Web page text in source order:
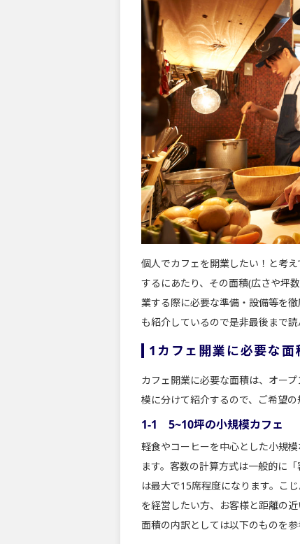
個人でカフェを開業したい！と考
するにあたり、その面積(広さや坪
業する際に必要な準備・設備等を
も紹介しているので是非最後まで読
1カフェ開業に必要な面
カフェ開業に必要な面積は、オー
模に分けて紹介するので、ご希望の
1-1 5~10坪の小規模カフェ
軽食やコーヒーを中心とした小規
ます。客数の計算方式は一般的に
は最大で15席程度になります。こ
を経営したい方、お客様と距離の
面積の内訳としては以下のものを参